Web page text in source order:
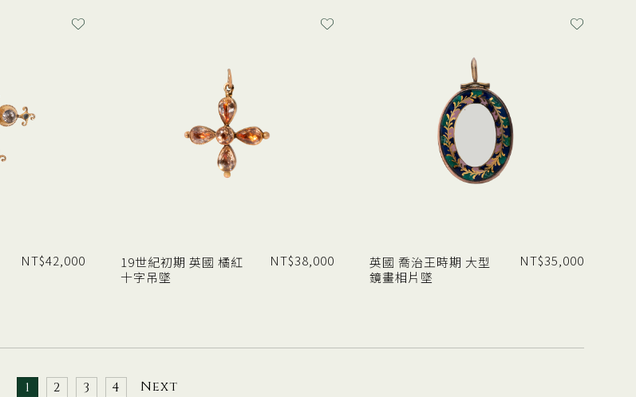
NT$42,000
19世紀初期 英國 橘紅
十字吊墜
NT$38,000
英國 喬治王時期 大型
鏡畫相片墜
NT$35,000
1 2 3 4 Next